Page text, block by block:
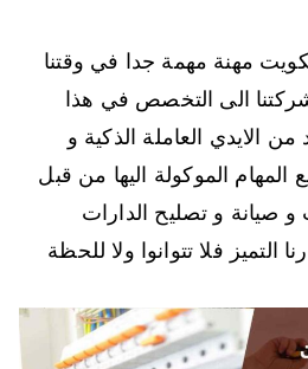
مهنة مهمة جدا في وقتنا
الى التخصص في هذا
الايدي العاملة الذكية و
المهام الموكولة اليها من قبل
صيانة و تصليح الدارات
التميز فلا تتوانوا ولا للحظة